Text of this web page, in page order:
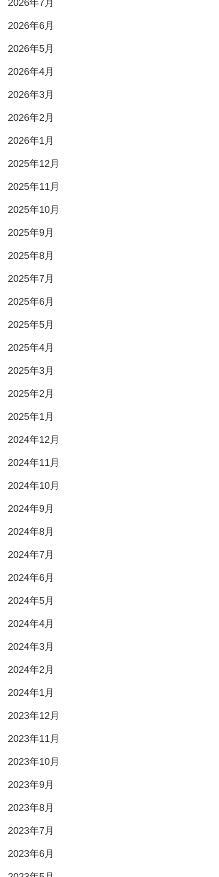
2026年7月
2026年6月
2026年5月
2026年4月
2026年3月
2026年2月
2026年1月
2025年12月
2025年11月
2025年10月
2025年9月
2025年8月
2025年7月
2025年6月
2025年5月
2025年4月
2025年3月
2025年2月
2025年1月
2024年12月
2024年11月
2024年10月
2024年9月
2024年8月
2024年7月
2024年6月
2024年5月
2024年4月
2024年3月
2024年2月
2024年1月
2023年12月
2023年11月
2023年10月
2023年9月
2023年8月
2023年7月
2023年6月